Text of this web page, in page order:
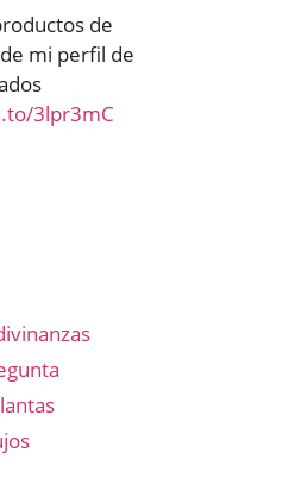
de
de mi perfil de
3lpr3mC